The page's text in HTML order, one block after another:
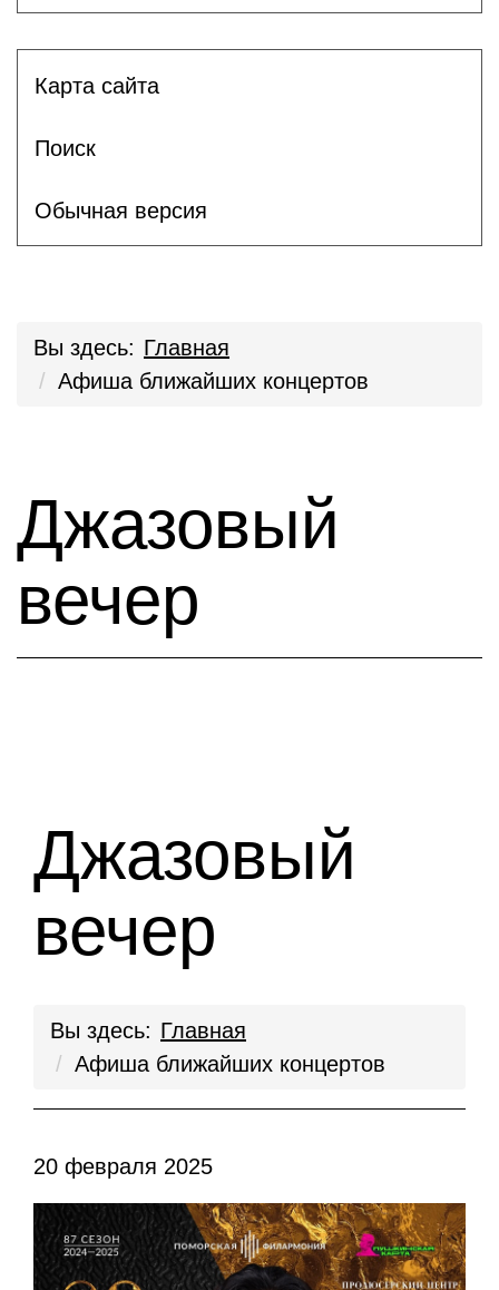
Карта сайта
Поиск
Обычная версия
Вы здесь: Главная
Афиша ближайших концертов
Джазовый
вечер
Джазовый
вечер
Вы здесь: Главная
Афиша ближайших концертов
20 февраля 2025